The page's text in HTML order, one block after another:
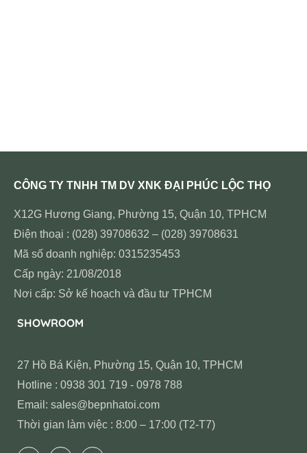
CÔNG TY TNHH TM DV XNK ĐẠI PHÚC LỘC THỌ
X12G Hương Giang, Phường 15, Quận 10, TPHCM
Điện thoại : (028) 39708632 – (028) 39708631
Mã số doanh nghiệp: 0315235453
Cấp ngày: 21/08/2018
Nơi cấp: Sở kế hoạch và đầu tư TPHCM
SHOWROOM
27 Hồ Bá Kiện, Phường 15, Quận 10, TPHCM
Hotline : 0938 301 719 - 0978 788
Email: sales@bepnhatoi.com
Thời gian làm việc : 8:00 – 17:00 (T2-T7)